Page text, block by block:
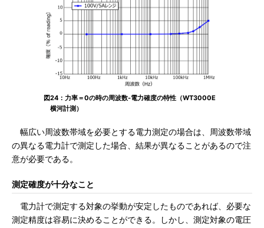
図24：力率＝0の時の周波数-電力確度の特性（WT3000E
横河計測）
幅広い周波数帯域を必要とする電力測定の場合は、周波数帯域
の異なる電力計で測定した場合、結果が異なることがあるので注
意が必要である。
測定確度が十分なこと
電力計で測定する対象の挙動が安定したものであれば、必要な
測定精度は容易に決めることができる。しかし、測定対象の電圧